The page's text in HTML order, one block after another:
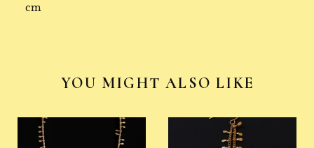
cm
YOU MIGHT ALSO LIKE